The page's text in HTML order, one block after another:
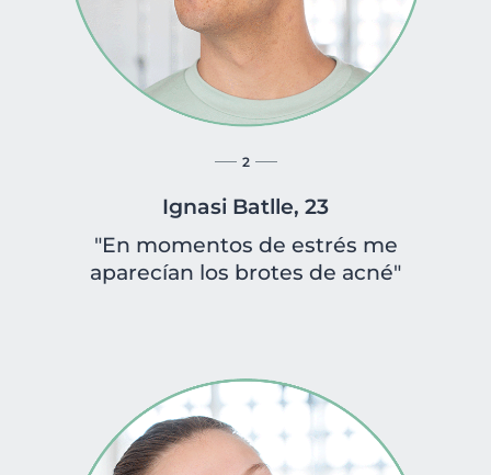
2
Ignasi Batlle, 23
"En momentos de estrés me
aparecían los brotes de acné"